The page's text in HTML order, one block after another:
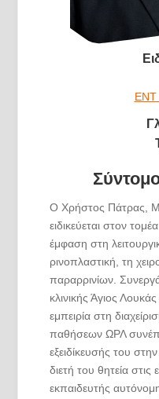
Ο Χρήστος Πάτρας,
ειδικεύεται στον
έμφαση στη
ρινοπλαστική, τη
παραρρινίων.
κλινικής Άγιος
εμπειρία στη
παθήσεων ΩΡΛ
εξειδίκευσής του
διετή του θητεία στις
εκπαιδευτής